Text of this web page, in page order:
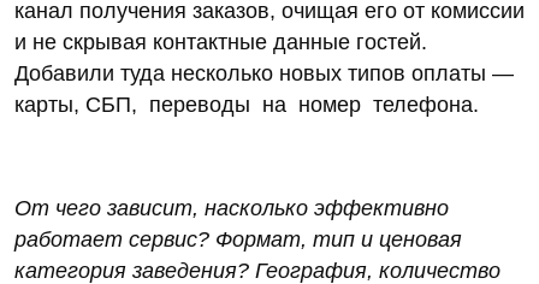
канал получения заказов, очищая его от комиссии
и не скрывая контактные данные гостей.
Добавили туда несколько новых типов оплаты —
карты, СБП, переводы на номер телефона.
От чего зависит, насколько эффективно
работает сервис? Формат, тип и ценовая
категория заведения? География, количество